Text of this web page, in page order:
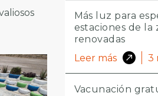
Más luz para
estaciones de la
renovadas
Leer más
3
Vacunación